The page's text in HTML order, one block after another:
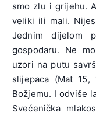
smo zlu i grijehu.
veliki ili mali.
Jednim dijelom
gospodaru. Ne
uzori na putu
slijepaca (Mat 15,
Božjemu. I odviše
Svećenička